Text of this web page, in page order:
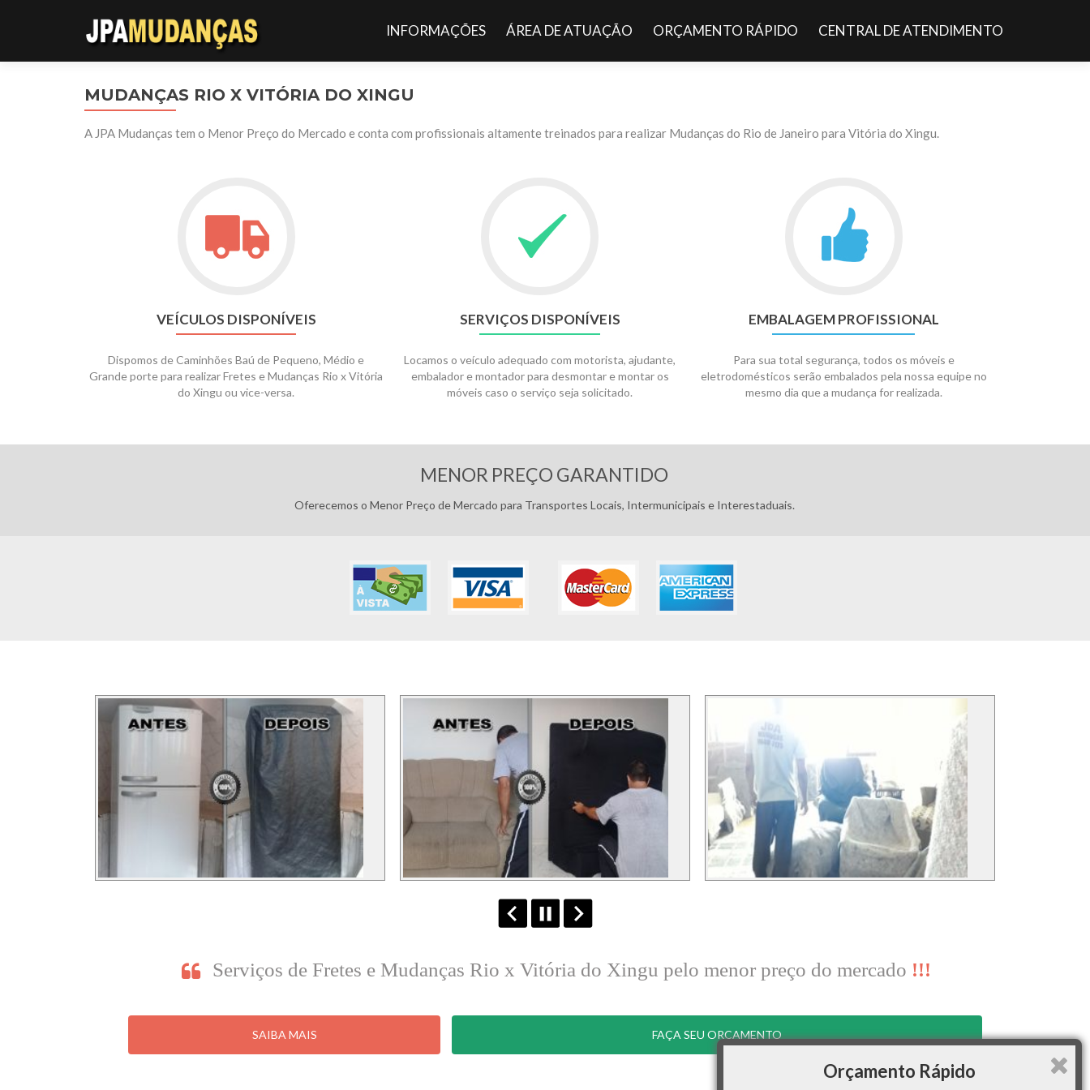
INFORMAÇÕES ÁREA DE ATUAÇÃO ORÇAMENTO RÁPIDO CENTRAL DE ATENDIMENTO
MUDANÇAS RIO X VITÓRIA DO XINGU
A JPA Mudanças tem o Menor Preço do Mercado e conta com profissionais altamente treinados para realizar Mudanças do Rio de Janeiro para Vitória do Xingu.
VEÍCULOS DISPONÍVEIS
Dispomos de Caminhões Baú de Pequeno, Médio e
Grande porte para realizar Fretes e Mudanças Rio x Vitória
do Xingu ou vice-versa.
SERVIÇOS DISPONÍVEIS
Locamos o veículo adequado com motorista, ajudante,
embalador e montador para desmontar e montar os
móveis caso o serviço seja solicitado.
EMBALAGEM PROFISSIONAL
Para sua total segurança, todos os móveis e
eletrodomésticos serão embalados pela nossa equipe no
mesmo dia que a mudança for realizada.
MENOR PREÇO GARANTIDO
Oferecemos o Menor Preço de Mercado para Transportes Locais, Intermunicipais e Interestaduais.
Serviços de Fretes e Mudanças Rio x Vitória do Xingu pelo menor preço do mercado !!!
SAIBA MAIS FAÇA SEU ORÇAMENTO
Orçamento Rápido